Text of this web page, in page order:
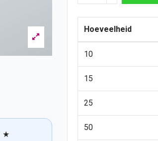
★
Hoeveelheid
10
15
25
50